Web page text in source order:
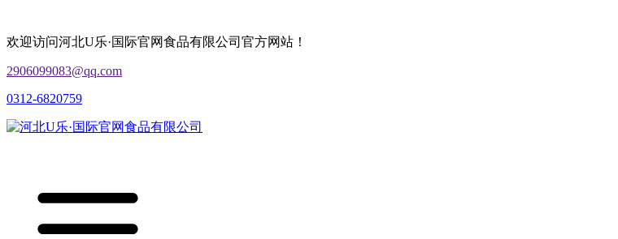
欢迎访问河北U乐·国际官网食品有限公司官方网站！
2906099083@qq.com
0312-6820759